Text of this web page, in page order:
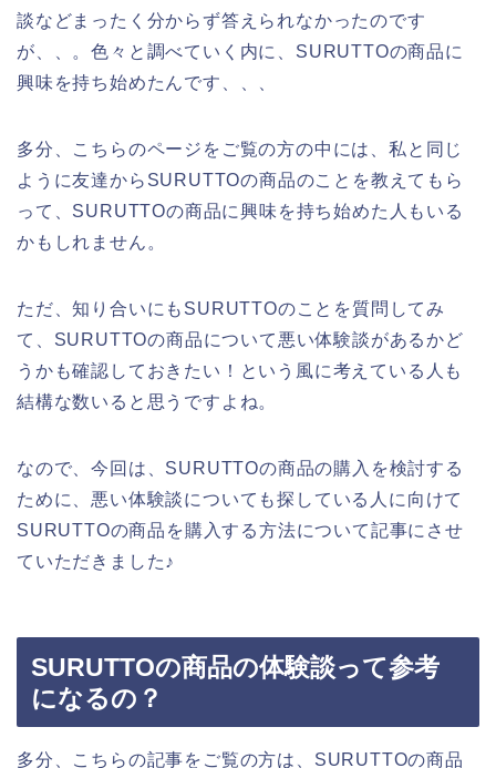
談などまったく分からず答えられなかったのです
が、、。色々と調べていく内に、SURUTTOの商品に
興味を持ち始めたんです、、、
多分、こちらのページをご覧の方の中には、私と同じ
ように友達からSURUTTOの商品のことを教えてもら
って、SURUTTOの商品に興味を持ち始めた人もいる
かもしれません。
ただ、知り合いにもSURUTTOのことを質問してみ
て、SURUTTOの商品について悪い体験談があるかど
うかも確認しておきたい！という風に考えている人も
結構な数いると思うですよね。
なので、今回は、SURUTTOの商品の購入を検討する
ために、悪い体験談についても探している人に向けて
SURUTTOの商品を購入する方法について記事にさせ
ていただきました♪
SURUTTOの商品の体験談って参考
になるの？
多分、こちらの記事をご覧の方は、SURUTTOの商品